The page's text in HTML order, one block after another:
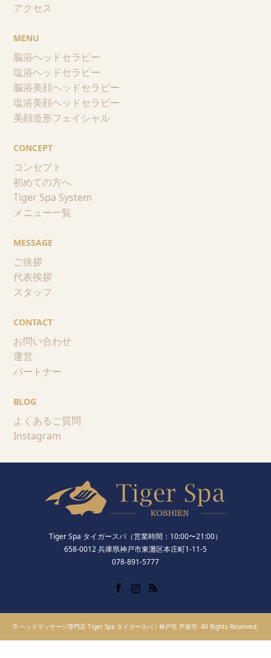
アクセス
MENU
脳浴ヘッドセラピー
塩浴ヘッドセラピー
脳浴美顔ヘッドセラピー
塩浴美顔ヘッドセラピー
美顔造形フェイシャル
CONCEPT
コンセプト
初めての方へ
Tiger Spa System
メニュー一覧
MESSAGE
ご挨拶
代表挨拶
スタッフ
CONTACT
お問い合わせ
運営
パートナー
BLOG
よくあるご質問
Instagram
Tiger Spa タイガースパ（営業時間：10:00〜21:00）
658-0012 兵庫県神戸市東灘区本庄町1-11-5
078-891-5777
© ヘッドマッサージ専門店 Tiger Spa タイガースパ｜神戸市 芦屋市. All Rights Reserved.